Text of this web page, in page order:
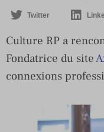
Twitter
Culture RP a
Fondatrice du site
connexions